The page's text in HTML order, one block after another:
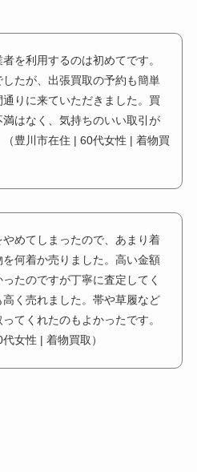
を利用するのは初めてです。
たが、出張買取の予約も簡単
通りに来ていただきました。買
はなく、気持ちのいい取引が
（豊川市在住 | 60代女性 | 着物買
めてしまったので、あまり着
何着か売りました。高い金額
たのですが丁寧に査定してく
く売れました。帯や草履など
てくれたのもよかったです。
女性 | 着物買取）